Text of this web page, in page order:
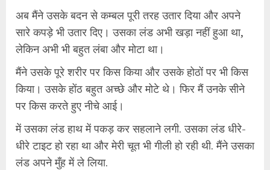
अब मैंने उसके बदन से कम्बल पूरी तरह उतार दिया और अपने
सारे कपड़े भी उतार दिए। उसका लंड अभी खड़ा नहीं हुआ था,
लेकिन अभी भी बहुत लंबा और मोटा था।
मैंने उसके पूरे शरीर पर किस किया और उसके होठों पर भी किस
किया। उसके होंठ बहुत अच्छे और मोटे थे। फिर मैं उनके सीने
पर किस करते हुए नीचे आई।
में उसका लंड हाथ में पकड़ कर सहलाने लगी. उसका लंड धीरे-
धीरे टाइट हो रहा था और मेरी चूत भी गीली हो रही थी. मैंने उसका
लंड अपने मुँह में ले लिया.